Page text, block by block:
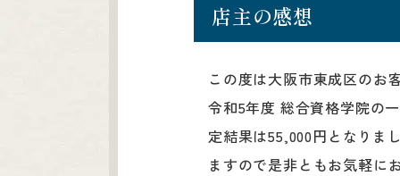
店主の感想
この度は大阪市東成区のお
令和5年度 総合資格学院の
定結果は55,000円となりま
ますので是非ともお気軽に